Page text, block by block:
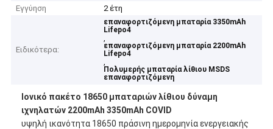
Εγγύηση
2 έτη
Ειδικότερα:
επαναφορτιζόμενη μπαταρία 3350mAh
Lifepo4
,
επαναφορτιζόμενη μπαταρία 2200mAh
Lifepo4
,
Πολυμερής μπαταρία λίθιου MSDS
επαναφορτιζόμενη
Ιονικό πακέτο 18650 μπαταριών λίθιου δύναμη
ιχνηλατών 2200mAh 3350mAh COVID
υψηλή ικανότητα 18650 πράσινη ημερομηνία ενεργειακής